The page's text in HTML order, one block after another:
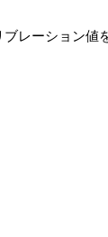
レーション値